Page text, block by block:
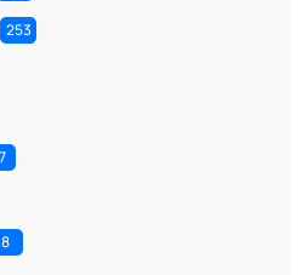
253
8